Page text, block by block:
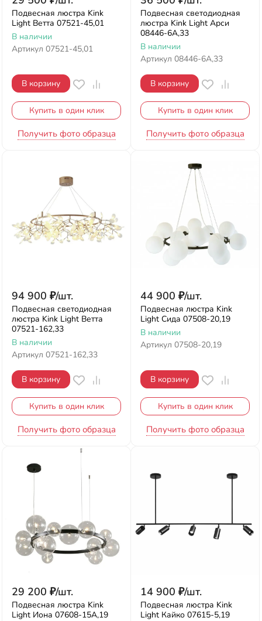
Подвесная люстра Kink
Light Ветта 07521-45,01
В наличии
Артикул 07521-45,01
В корзину
Купить в один клик
Получить фото образца
Подвесная светодиодная
люстра Kink Light Арси
08446-6A,33
В наличии
Артикул 08446-6A,33
В корзину
Купить в один клик
Получить фото образца
94 900 ₽/шт.
Подвесная светодиодная
люстра Kink Light Ветта
07521-162,33
В наличии
Артикул 07521-162,33
В корзину
Купить в один клик
Получить фото образца
44 900 ₽/шт.
Подвесная люстра Kink
Light Сида 07508-20,19
В наличии
Артикул 07508-20,19
В корзину
Купить в один клик
Получить фото образца
29 200 ₽/шт.
Подвесная люстра Kink
Light Иона 07608-15A,19
14 900 ₽/шт.
Подвесная люстра Kink
Light Кайко 07615-5,19